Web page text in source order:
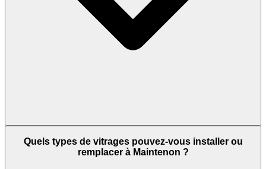
Quels types de vitrages pouvez-vous installer ou
remplacer à Maintenon ?